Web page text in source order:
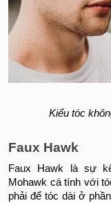
Kiểu tóc
Faux Hawk
Faux Hawk là sự
Mohawk cá tính với
phải để tóc dài ở